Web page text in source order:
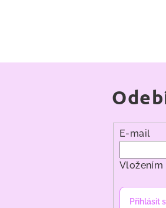
E-mail
Vložením
Přihlásit